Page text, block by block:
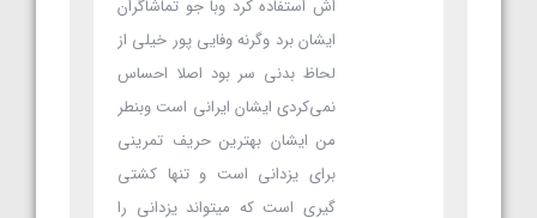
اش استفاده کرد وبا جو تماشاگران
ایشان برد وگرنه وفایی پور خیلی از
لحاظ بدنی سر بود اصلا احساس
نمی‌کردی ایشان ایرانی است وبنطر
من ایشان بهترین حریف تمرینی
برای یزدانی است و تنها کشتی
گیری است که میتواند یزدانی را